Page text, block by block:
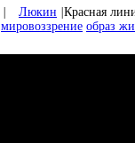
Люкин Красная
мировоззрение образ